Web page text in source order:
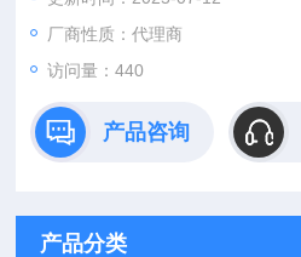
厂商性质：代理商
访问量：440
产品咨询
产品分类